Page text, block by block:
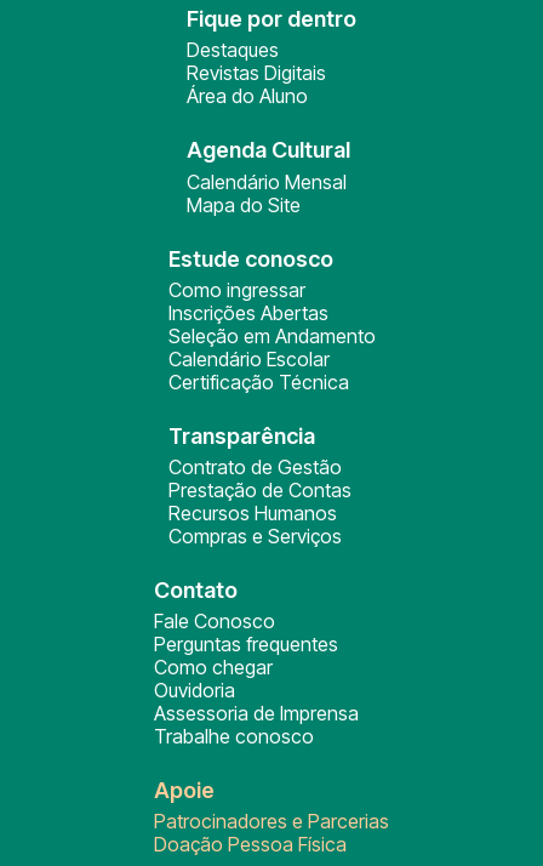
Fique por dentro
Destaques
Revistas Digitais
Área do Aluno
Agenda Cultural
Calendário Mensal
Mapa do Site
Estude conosco
Como ingressar
Inscrições Abertas
Seleção em Andamento
Calendário Escolar
Certificação Técnica
Transparência
Contrato de Gestão
Prestação de Contas
Recursos Humanos
Compras e Serviços
Contato
Fale Conosco
Perguntas frequentes
Como chegar
Ouvidoria
Assessoria de Imprensa
Trabalhe conosco
Apoie
Patrocinadores e Parcerias
Doação Pessoa Física